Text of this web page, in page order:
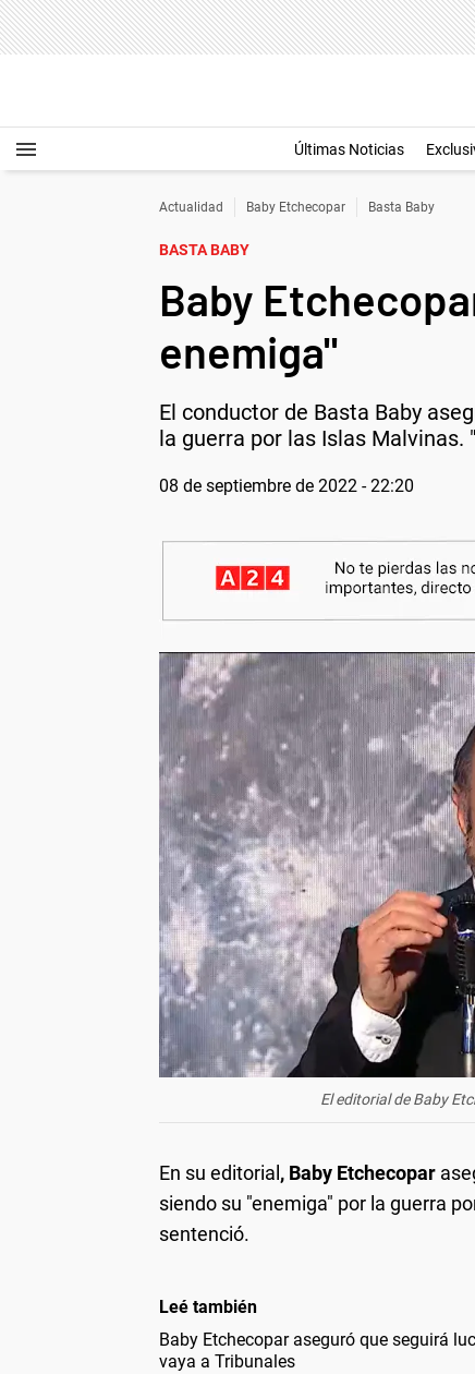
Últimas Noticias
Actualidad Baby Etchecopar Basta Baby
BASTA BABY
Baby
enemiga"
El conductor de Basta Baby
la guerra por las Islas Malvinas.
08 de septiembre de 2022 - 22:20
El editorial de Baby
En su editorial , Baby Etchecopar
siendo su "enemiga" por la guerra
sentenció.
Leé también
Baby Etchecopar aseguró que seguirá
vaya a Tribunales